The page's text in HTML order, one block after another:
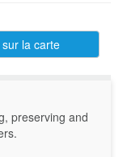
la carte
preserving and